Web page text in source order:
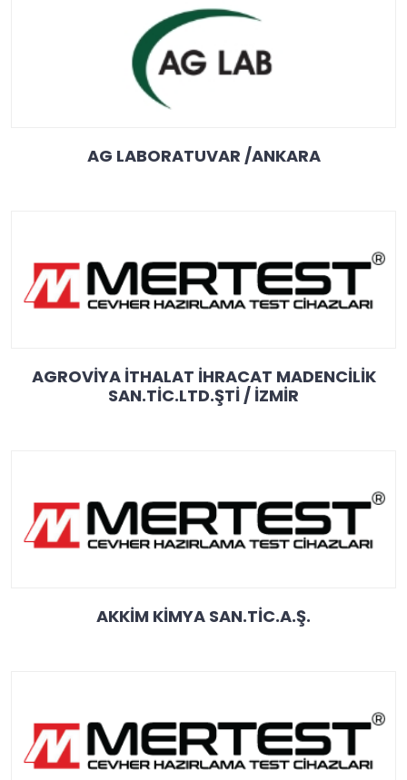
AG LABORATUVAR /ANKARA
AGROVİYA İTHALAT İHRACAT MADENCİLİK
SAN.TİC.LTD.ŞTİ / İZMİR
AKKİM KİMYA SAN.TİC.A.Ş.